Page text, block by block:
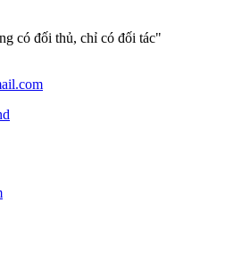
có đối thủ, chỉ có đối tác"